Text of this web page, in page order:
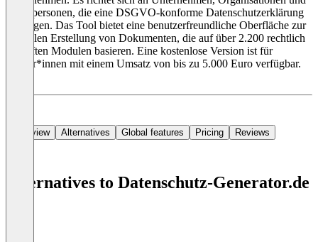
Privatpersonen, die eine DSGVO-konforme Datenschutzerklärung
benötigen. Das Tool bietet eine benutzerfreundliche Oberfläche zur
schnellen Erstellung von Dokumenten, die auf über 2.200 rechtlich
geprüften Modulen basieren. Eine kostenlose Version ist für
Nutzer*innen mit einem Umsatz von bis zu 5.000 Euro verfügbar.
Overview Alternatives Global features Pricing Reviews
Alternatives to Datenschutz-Generator.de